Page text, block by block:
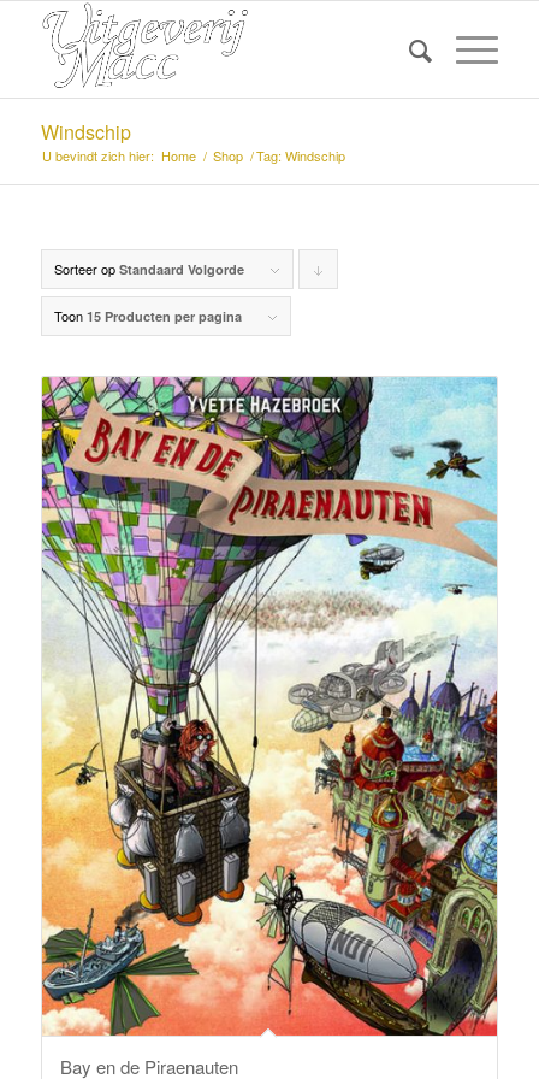
Windschip
U bevindt zich hier: Home / Shop /Tag: Windschip
Sorteer op Standaard Volgorde
Toon 15 Producten per pagina
Bay en de Piraenauten